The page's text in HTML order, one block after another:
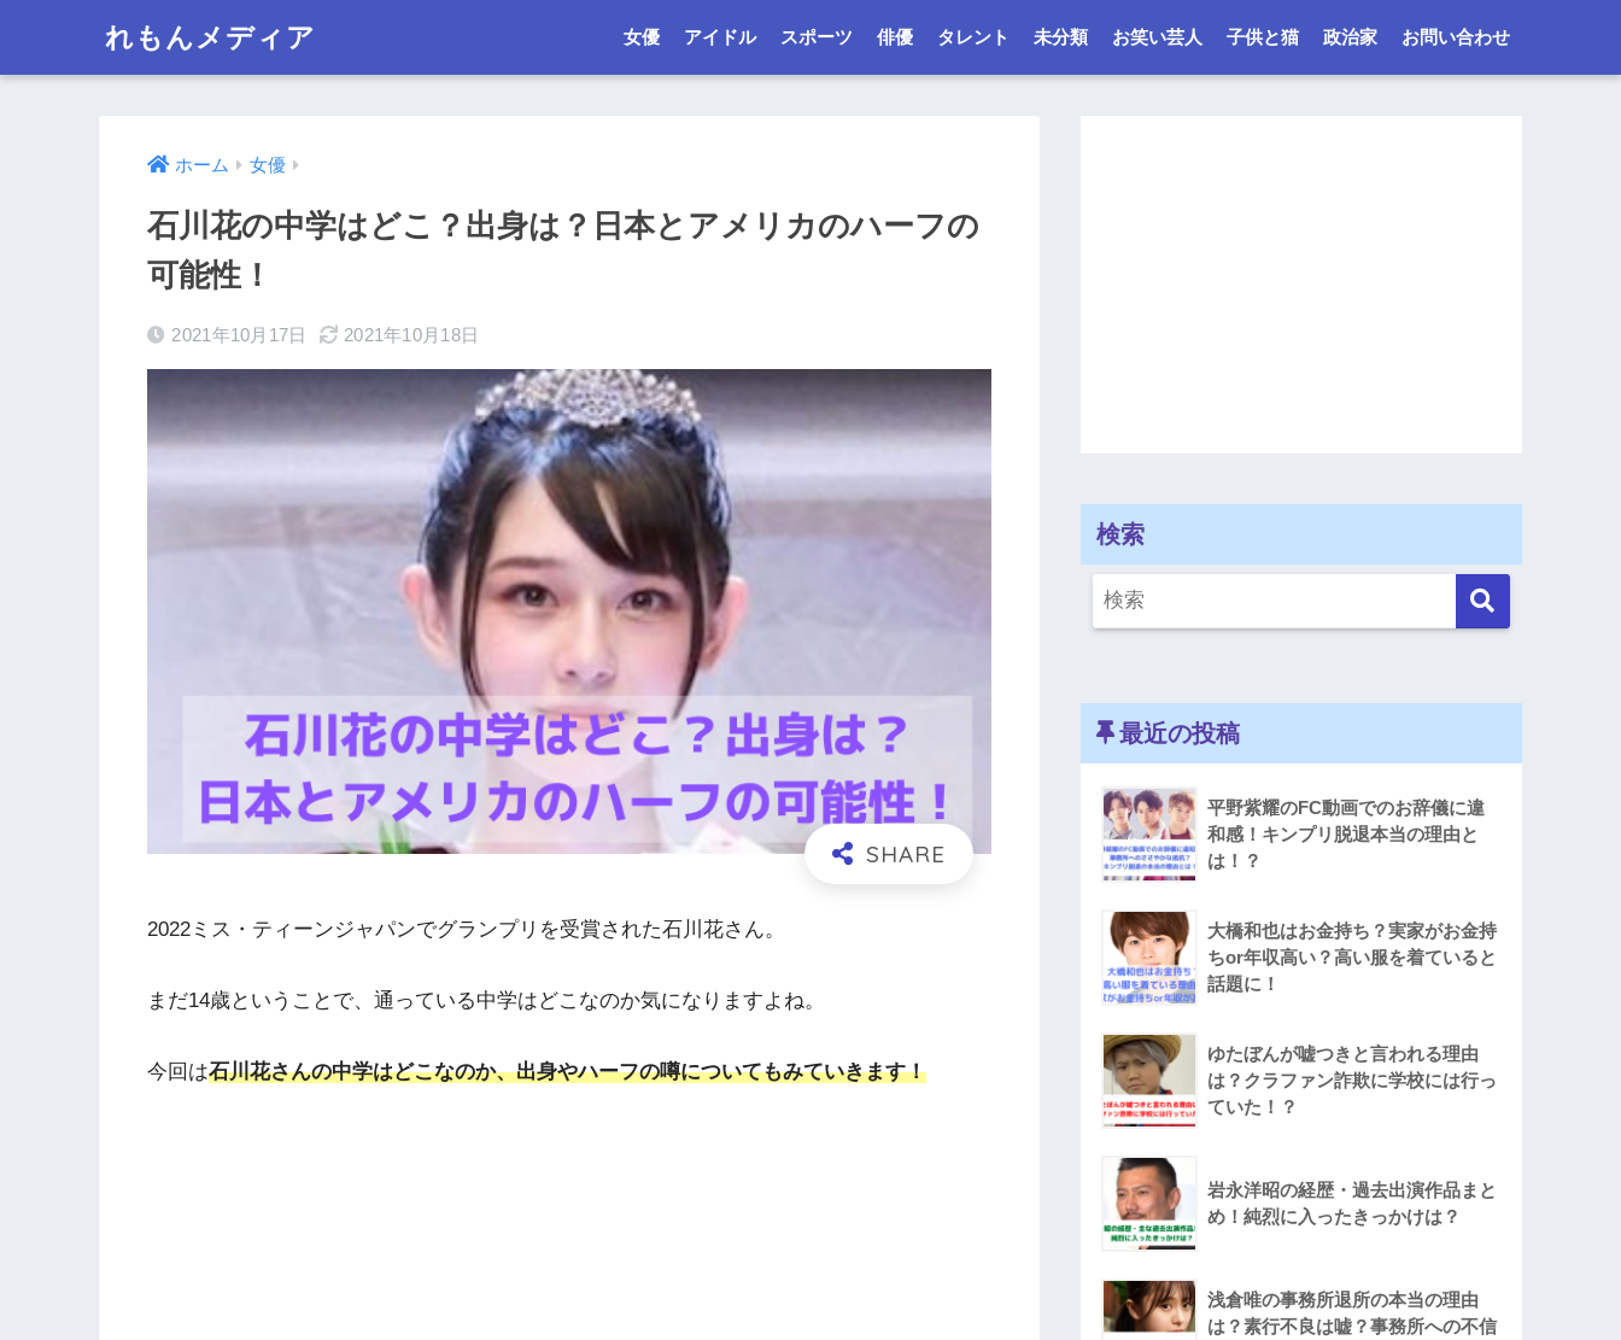
れもんメディア 女優 アイドル スポーツ 俳優 タレント 未分類 お笑い芸人 子供と猫 政治家 お問い合わせ
ホーム 女優
石川花の中学はどこ？出身は？日本とアメリカのハーフの
可能性！
2021年10月17日 2021年10月18日
2022ミス・ティーンジャパンでグランプリを受賞された石川花さん。
まだ14歳ということで、通っている中学はどこなのか気になりますよね。
今回は石川花さんの中学はどこなのか、出身やハーフの噂についてもみていきます！
検索
最近の投稿
平野紫耀のFC動画でのお辞儀に違
和感！キンプリ脱退本当の理由と
は！？
大橋和也はお金持ち？実家がお金持
ちor年収高い？高い服を着ていると
話題に！
ゆたぼんが嘘つきと言われる理由
は？クラファン詐欺に学校には行っ
ていた！？
岩永洋昭の経歴・過去出演作品まと
め！純烈に入ったきっかけは？
浅倉唯の事務所退所の本当の理由
は？素行不良は嘘？事務所への不信